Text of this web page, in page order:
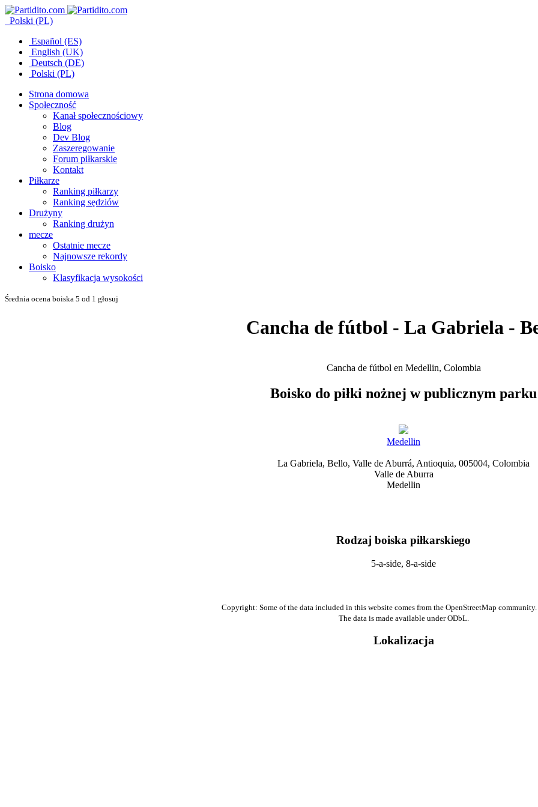
Polski (PL)
Español (ES)
English (UK)
Deutsch (DE)
Polski (PL)
Strona domowa
Społeczność
Kanał społecznościowy
Blog
Dev Blog
Zaszeregowanie
Forum piłkarskie
Kontakt
Piłkarze
Ranking piłkarzy
Ranking sędziów
Drużyny
Ranking drużyn
mecze
Ostatnie mecze
Najnowsze rekordy
Boisko
Klasyfikacja wysokości
Średnia ocena boiska 5 od 1 głosuj
Cancha de fútbol - La Gabriela -
Cancha de fútbol en Medellin, Colombia
Boisko do piłki nożnej w publicznym parku
Medellin
La Gabriela, Bello, Valle de Aburrá, Antioquia, 005004, Colombia
Valle de Aburra
Medellin
Rodzaj boiska piłkarskiego
5-a-side, 8-a-side
Copyright: Some of the data included in this website comes from the OpenStreetMap
The data is made available under ODbL.
Lokalizacja